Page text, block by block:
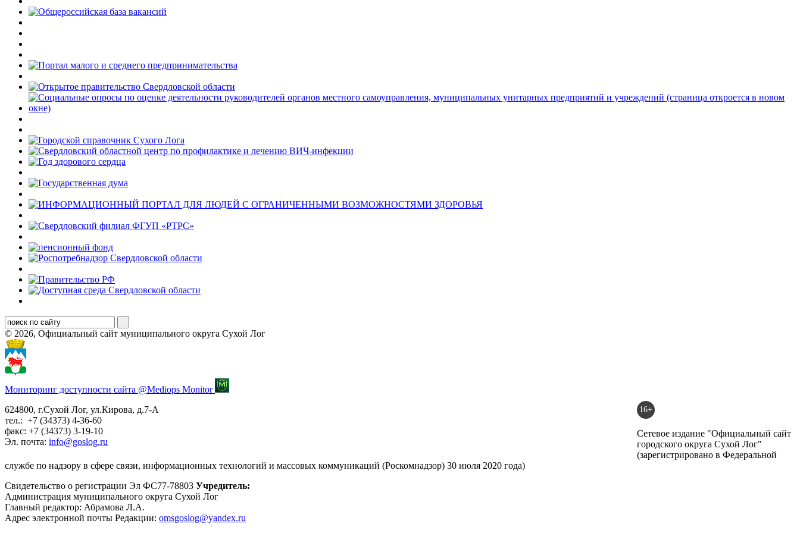
© 2026, Официальный сайт муниципального округа Сухой Лог
Мониторинг доступности сайта @Mediops Monitor
624800, г.Сухой Лог, ул.Кирова, д.7-А
тел.: +7 (34373) 4-36-60
факс: +7 (34373) 3-19-10
Эл. почта: info@goslog.ru
16+
Сетевое издание "Официальный сайт
городского округа Сухой Лог"
(зарегистрировано в Федеральной
службе по надзору в сфере связи, информационных технологий и массовых коммуникаций (Роскомнадзор) 30 июля 2020 года)
Свидетельство о регистрации Эл ФС77-78803 Учредитель:
Администрация муниципального округа Сухой Лог
Главный редактор: Абрамова Л.А.
Адрес электронной почты Редакции: omsgoslog@yandex.ru